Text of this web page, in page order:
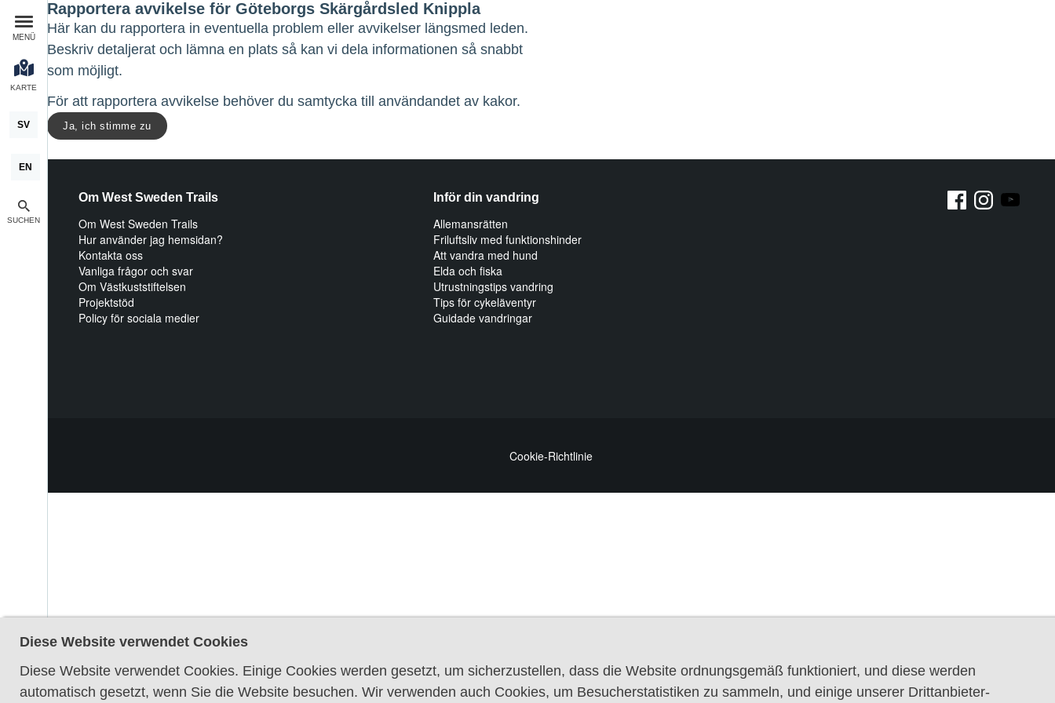
MENÜ
KARTE
SV
EN
SUCHEN
Rapportera avvikelse för Göteborgs Skärgårdsled Knippla
Här kan du rapportera in eventuella problem eller avvikelser längsmed leden.
Beskriv detaljerat och lämna en plats så kan vi dela informationen så snabbt
som möjligt.
För att rapportera avvikelse behöver du samtycka till användandet av kakor.
Ja, ich stimme zu
Diese Website verwendet Cookies
Diese Website verwendet Cookies. Einige Cookies werden gesetzt, um sicherzustellen, dass die Website ordnungsgemäß funktioniert, und diese werden
automatisch gesetzt, wenn Sie die Website besuchen. Wir verwenden auch Cookies, um Besucherstatistiken zu sammeln, und einige unserer Drittanbieter-
Om West Sweden Trails
Om West Sweden Trails
Hur använder jag hemsidan?
Kontakta oss
Vanliga frågor och svar
Om Västkuststiftelsen
Projektstöd
Policy för sociala medier
Inför din vandring
Allemansrätten
Friluftsliv med funktionshinder
Att vandra med hund
Elda och fiska
Utrustningstips vandring
Tips för cykeläventyr
Guidade vandringar
Cookie-Richtlinie